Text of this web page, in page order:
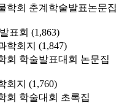
학회 춘계학술발표논문집
표회 (1,863)
학회지 (1,847)
회 학술발표대회 논문집
회지 (1,760)
회 학술대회 초록집